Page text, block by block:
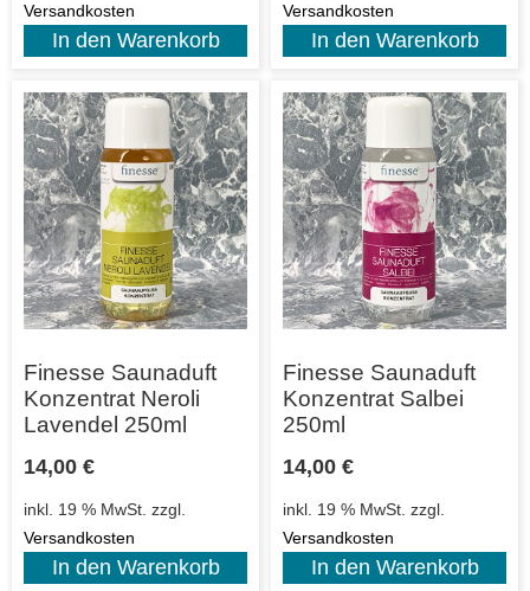
Versandkosten
In den Warenkorb
Versandkosten
In den Warenkorb
Finesse Saunaduft
Konzentrat Neroli
Lavendel 250ml
14,00 €
inkl. 19 % MwSt. zzgl.
Versandkosten
In den Warenkorb
Finesse Saunaduft
Konzentrat Salbei
250ml
14,00 €
inkl. 19 % MwSt. zzgl.
Versandkosten
In den Warenkorb